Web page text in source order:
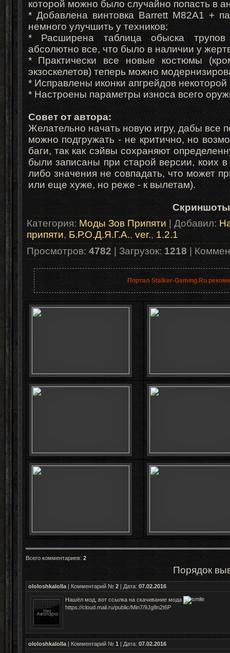
которой можно было случайно попасть в
* Добавлена винтовка Barrett M82A1 +
немного улучшить у техников;
* Расширена таблица обыска трупов
абсолютно все, что было в наличии у
* Практически все новые костюмы
экзоскелетов) теперь можно
* Исправлены иконки апгрейдов некоторой
* Настроены параметры износа всего
Совет от автора:
Желательно начать новую игру, дабы все
можно подгружать - не критично, но
баги, так как сэйвы сохраняют
были записаны при старой версии, коих
либо значения не совпадать, что может
или еще хуже, но реже - к вылетам).
Категория: Моды Зов Припяти |Добавил:
припяти,Б.Р.О.Д.Я.Г.А.,ver.,1.2.1
Просмотров:4782|Загрузок: 1218|
Портал Stalker-Gaming.Ru
Всего комментариев: 2
Порядок
ololoshkalolla| Комментарий № 2| Дата: 07.02.2016
Нашёл мод, вот ссылка на скачивание мода
https://cloud.mail.ru/public/Min7/9Jg8n2t6P
ololoshkalolla| Комментарий № 1 | Дата: 07.02.2016